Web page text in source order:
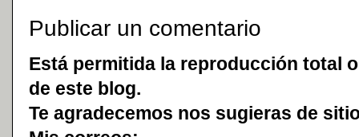
Publicar un comentario
Está permitida la reproducción total
de este blog.
Te agradecemos nos sugieras de